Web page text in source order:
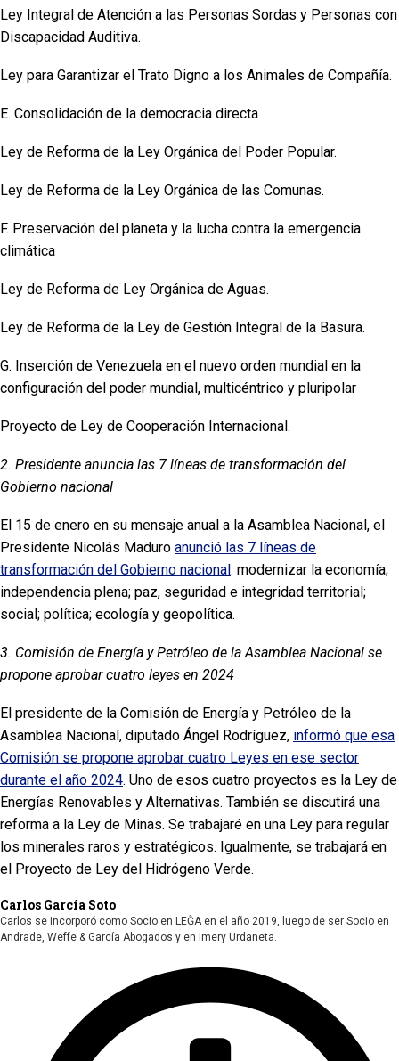
Ley Integral de Atención a las Personas Sordas y Personas con
Discapacidad Auditiva.
Ley para Garantizar el Trato Digno a los Animales de Compañía.
E. Consolidación de la democracia directa
Ley de Reforma de la Ley Orgánica del Poder Popular.
Ley de Reforma de la Ley Orgánica de las Comunas.
F. Preservación del planeta y la lucha contra la emergencia
climática
Ley de Reforma de Ley Orgánica de Aguas.
Ley de Reforma de la Ley de Gestión Integral de la Basura.
G. Inserción de Venezuela en el nuevo orden mundial en la
configuración del poder mundial, multicéntrico y pluripolar
Proyecto de Ley de Cooperación Internacional.
2. Presidente anuncia las 7 líneas de transformación del
Gobierno nacional
El 15 de enero en su mensaje anual a la Asamblea Nacional, el
Presidente Nicolás Maduro anunció las 7 líneas de
transformación del Gobierno nacional: modernizar la economía;
independencia plena; paz, seguridad e integridad territorial;
social; política; ecología y geopolítica.
3. Comisión de Energía y Petróleo de la Asamblea Nacional se
propone aprobar cuatro leyes en 2024
El presidente de la Comisión de Energía y Petróleo de la
Asamblea Nacional, diputado Ángel Rodríguez, informó que esa
Comisión se propone aprobar cuatro Leyes en ese sector
durante el año 2024. Uno de esos cuatro proyectos es la Ley de
Energías Renovables y Alternativas. También se discutirá una
reforma a la Ley de Minas. Se trabajaré en una Ley para regular
los minerales raros y estratégicos. Igualmente, se trabajará en
el Proyecto de Ley del Hidrógeno Verde.
Carlos García Soto
Carlos se incorporó como Socio en LEĜA en el año 2019, luego de ser Socio en
Andrade, Weffe & García Abogados y en Imery Urdaneta.